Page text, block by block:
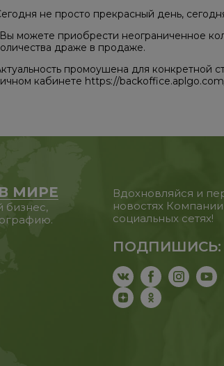
не просто прекрасный день,
можете приобрести неограниченное
драже в продаже.
промоушена для конкретной
кабинете https://
В МИРЕ
бизнес,
Вдохновляйся и
новостях
социальных сетях!
ПОДПИШИСЬ: